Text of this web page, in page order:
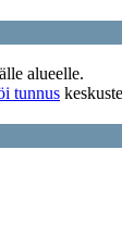
alueelle.
tunnus